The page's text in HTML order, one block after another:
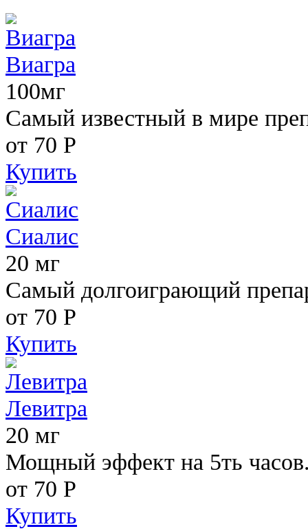
Виагра
100мг
Самый известный в мире
от 70 Р
Купить
Сиалис
20 мг
Самый долгоиграющий
от 70 Р
Купить
Левитра
20 мг
Мощный эффект на 5ть
от 70 Р
Купить